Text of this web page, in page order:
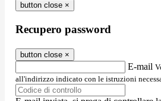
button close ×
Recupero password
button close ×
E-mail
all'indirizzo indicato con le istruzioni